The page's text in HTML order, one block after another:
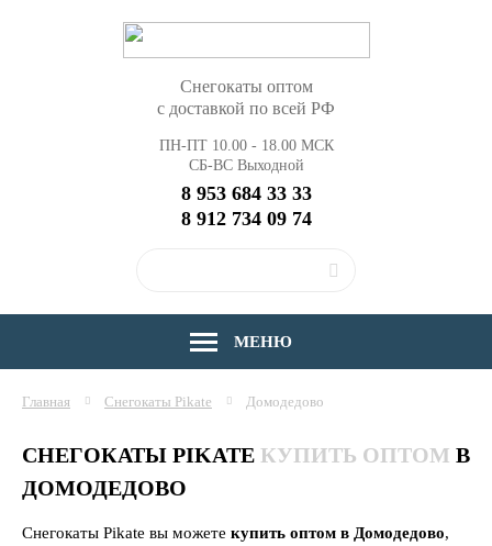
Снегокаты оптом
с доставкой по всей РФ
ПН-ПТ 10.00 - 18.00 МСК
СБ-ВС Выходной
8 953 684 33 33
8 912 734 09 74
МЕНЮ
Главная Снегокаты Pikate Домодедово
СНЕГОКАТЫ PIKATE КУПИТЬ ОПТОМ В
ДОМОДЕДОВО
Снегокаты Pikate вы можете купить оптом в Домодедово,